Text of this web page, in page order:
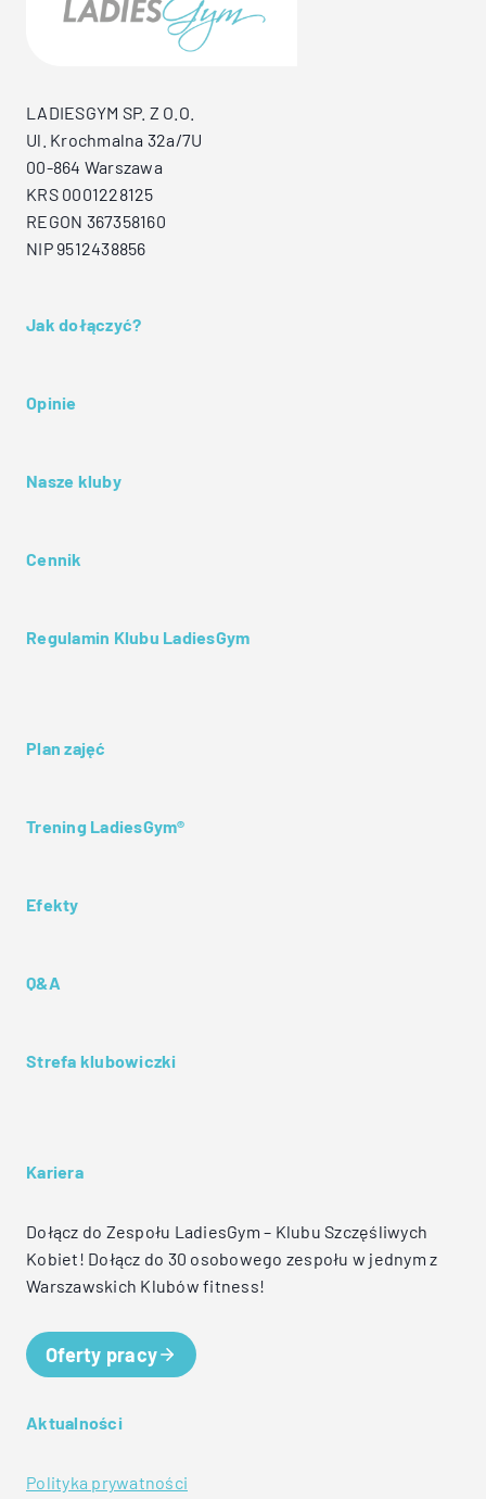
LADIESGYM SP. Z O.O.
Ul. Krochmalna 32a/7U
00-864 Warszawa
KRS 0001228125
REGON 367358160
NIP 9512438856
Jak dołączyć?
Opinie
Nasze kluby
Cennik
Regulamin Klubu LadiesGym
Plan zajęć
Trening LadiesGym®
Efekty
Q&A
Strefa klubowiczki
Kariera
Dołącz do Zespołu LadiesGym – Klubu Szczęśliwych
Kobiet! Dołącz do 30 osobowego zespołu w jednym z
Warszawskich Klubów fitness!
Oferty pracy
Aktualności
Polityka prywatności